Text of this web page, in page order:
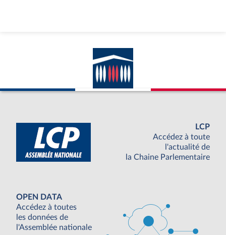
LCP
Accédez à toute
l'actualité de
la Chaine Parlementaire
OPEN DATA
Accédez à toutes
les données de
l'Assemblée nationale